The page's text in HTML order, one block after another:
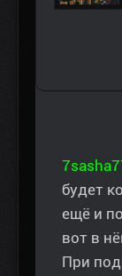
будет
ещё и
вот в
При